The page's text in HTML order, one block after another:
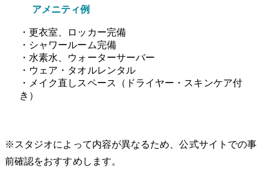
アメニティ例
・更衣室、ロッカー完備
・シャワールーム完備
・水素水、ウォーターサーバー
・ウェア・タオルレンタル
・メイク直しスペース（ドライヤー・スキンケア付
き）
※スタジオによって内容が異なるため、公式サイトでの事
前確認をおすすめします。